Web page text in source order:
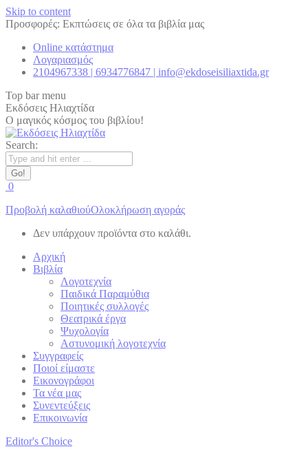
Skip to content
Προσφορές: Εκπτώσεις σε όλα τα βιβλία μας
Online κατάστημα
Λογαριασμός
2104967338 | 6934776847 | info@ekdoseisiliaxtida.gr
Top bar menu
Εκδόσεις Ηλιαχτίδα
Ο μαγικός κόσμος του βιβλίου!
Search:
0
Προβολή καλαθιούΟλοκλήρωση αγοράς
Δεν υπάρχουν προϊόντα στο καλάθι.
Αρχική
Βιβλία
Λογοτεχνία
Παιδικά Παραμύθια
Ποιητικές συλλογές
Θεατρικά έργα
Ψυχολογία
Αστυνομική λογοτεχνία
Συγγραφείς
Ποιοί είμαστε
Εικονογράφοι
Τα νέα μας
Συνεντεύξεις
Επικοινωνία
Editor's Choice